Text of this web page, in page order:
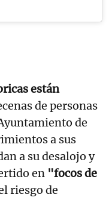
están
de personas
de
a sus
a su desalojo y
en "focos de
riesgo de